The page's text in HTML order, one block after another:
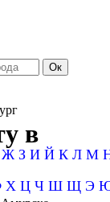
Ж З И Й К Л М
Х Ц Ч Ш Щ Э
в